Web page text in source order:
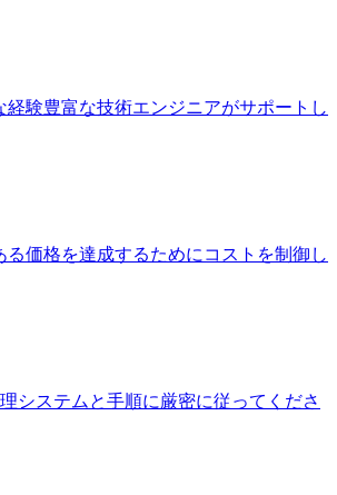
経験豊富な技術エンジニアがサポートし
る価格を達成するためにコストを制御し
システムと手順に厳密に従ってくださ